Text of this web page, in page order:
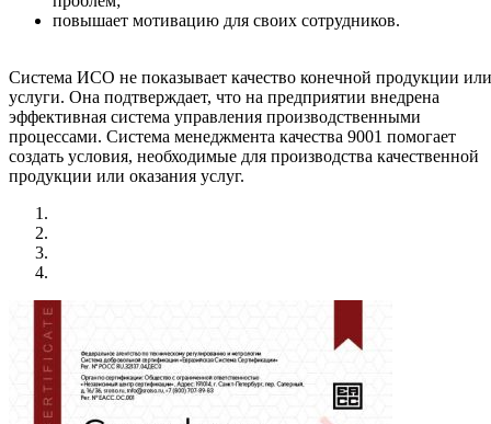
повышает мотивацию для своих сотрудников.
Система ИСО не показывает качество конечной продукции или
услуги. Она подтверждает, что на предприятии внедрена
эффективная система управления производственными
процессами. Система менеджмента качества 9001 помогает
создать условия, необходимые для производства качественной
продукции или оказания услуг.